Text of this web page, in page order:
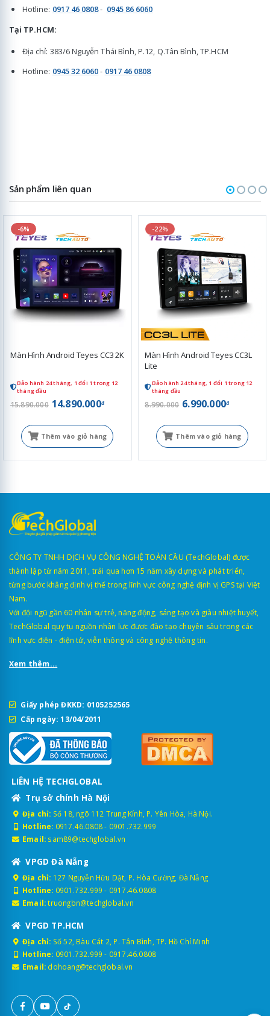
Hotline: 0917 46 0808- 0945 86 6060
Tại TP.HCM:
Địa chỉ: 383/6 Nguyễn Thái Bình, P.12, Q.Tân Bình, TP.HCM
Hotline: 0945 32 6060- 0917 46 0808
Sản phẩm liên quan
-6%
Màn Hình Android Teyes CC3 2K
Bảo hành 24 tháng, 1 đổi 1 trong 12
tháng đầu
15.890.000 14.890.000đ
Thêm vào giỏ hàng
-22%
Màn Hình Android Teyes CC3L
Lite
Bảo hành 24 tháng, 1 đổi 1 trong 12
tháng đầu
8.990.000 6.990.000đ
Thêm vào giỏ hàng
CÔNG TY TNHH DỊCH VỤ CÔNG NGHỆ TOÀN CẦU (TechGlobal) được
thành lập từ năm 2011, trải qua hơn 15 năm xây dựng và phát triển,
từng bước khẳng định vị thế trong lĩnh vực công nghệ định vị GPS tại Việt
Nam.
Với đội ngũ gần 60 nhân sự trẻ, năng động, sáng tạo và giàu nhiệt huyết,
TechGlobal quy tụ nguồn nhân lực được đào tạo chuyên sâu trong các
lĩnh vực điện - điện tử, viễn thông và công nghệ thông tin.
Xem thêm...
Giấy phép ĐKKD: 0105252565
Cấp ngày: 13/04/2011
LIÊN HỆ TECHGLOBAL
Trụ sở chính Hà Nội
Địa chỉ: Số 18, ngõ 112 Trung Kính, P. Yên Hòa, Hà Nội.
Hotline: 0917.46.0808- 0901.732.999
Email: sam89@techglobal.vn
VPGD Đà Nẵng
Địa chỉ: 127 Nguyễn Hữu Dật, P. Hòa Cường, Đà Nẵng
Hotline: 0901.732.999 - 0917.46.0808
Email: truongbn@techglobal.vn
VPGD TP.HCM
Địa chỉ: Số 52, Bàu Cát 2, P. Tân Bình, TP. Hồ Chí Minh
Hotline: 0901.732.999 - 0917.46.0808
Email: dohoang@techglobal.vn